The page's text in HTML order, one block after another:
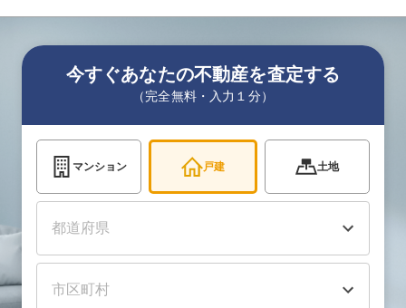
今すぐあなたの不動産を査定する
（完全無料・入力１分）
マンション 戸建 土地